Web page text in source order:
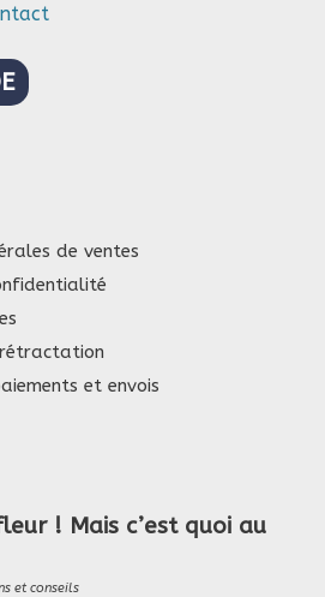
de ventes
et envois
! Mais c’est quoi au
et conseils